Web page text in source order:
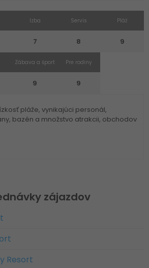
Izba
7
Servis
8
Pláž
9
Zábava a šport
9
Pre rodiny
9
pláže, vynikajúci personál,
bazén a množstvo atrakcii, obchodov
zájazdov
Resort